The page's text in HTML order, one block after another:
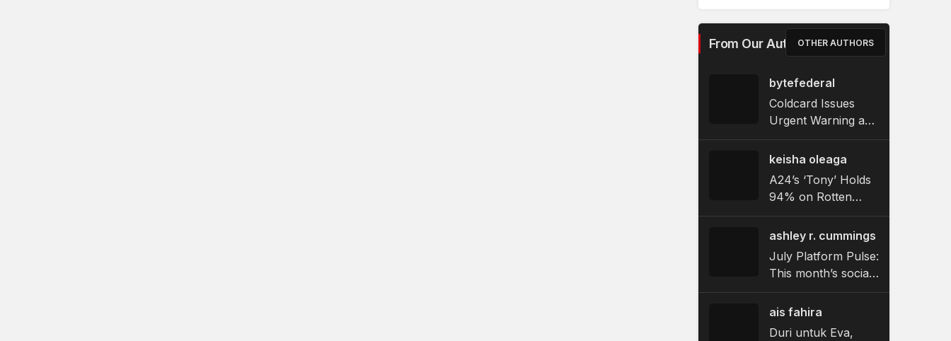
Exploit Remains
Active
From Our AuthorsOTHER AUTHORS
bytefederal
Coldcard Issues
Urgent Warning as
Bitcoin Wallet
Exploit Remains
keisha oleaga
A24’s ‘Tony’ Holds
94% on Rotten
Tomatoes as
Bourdain Biopic Hits
ashley r. cummings
July Platform Pulse:
This month’s social
platform updates
and what they mean
ais fahira
Duri untuk Eva,